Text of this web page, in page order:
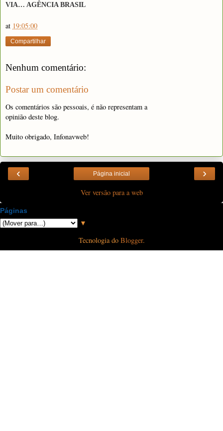
VIA… AGÊNCIA BRASIL
at 19:05:00
Compartilhar
Nenhum comentário:
Postar um comentário
Os comentários são pessoais, é não representam a
opinião deste blog.
Muito obrigado, Infonavweb!
‹ ›
Página inicial
Ver versão para a web
Páginas
▼
Tecnologia do Blogger.